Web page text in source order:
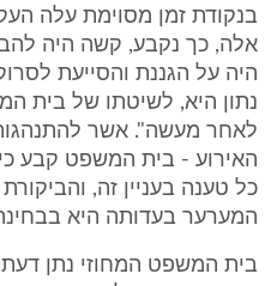
בנקודת זמן מסוימת עלה
אלה, כך נקבע, קשה היה
היה על הגננת והסייעת
נתון היא, לשיטתו של בית
לאחר מעשה". אשר
האירוע - בית המשפט קבע
כל טענה בעניין זה,
המערער בעדותה היא
בית המשפט המחוזי נתן